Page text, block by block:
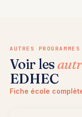
AUTRES PROGRAMMES
Voir les
EDHEC
Fiche école